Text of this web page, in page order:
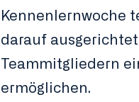
Kennenlernwoche
darauf
Teammitgliedern
ermöglichen.